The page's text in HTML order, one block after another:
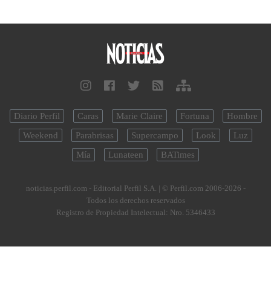
Diario Perfil Caras Marie Claire Fortuna
Hombre
Weekend
Parabrisas Supercampo Look
Luz
Mía
Lunateen BATimes
noticias.perfil.com - Editorial Perfil S.A. | © Perfil.com 2006-2026 -
Todos los derechos reservados
Registro de Propiedad Intelectual: Nro. 5346433